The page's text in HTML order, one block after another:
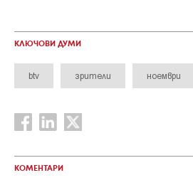
КЛЮЧОВИ ДУМИ
btv зрители ноември
КОМЕНТАРИ